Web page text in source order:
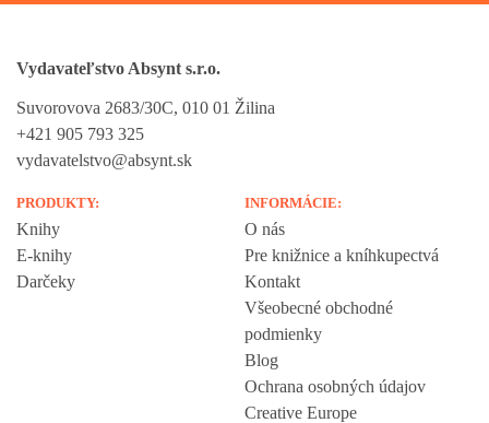
Vydavateľstvo Absynt s.r.o.
Suvorovova 2683/30C, 010 01 Žilina
+421 905 793 325
vydavatelstvo@absynt.sk
PRODUKTY:
Knihy
E-knihy
Darčeky
INFORMÁCIE:
O nás
Pre knižnice a kníhkupectvá
Kontakt
Všeobecné obchodné
podmienky
Blog
Ochrana osobných údajov
Creative Europe